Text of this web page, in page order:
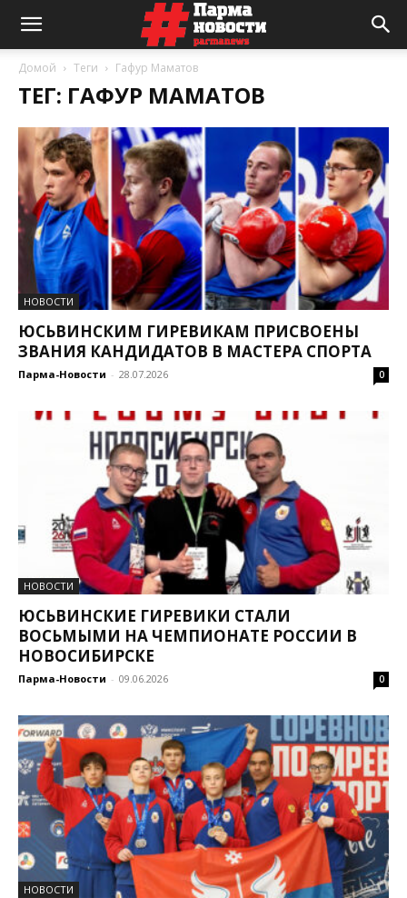
Домой Теги Гафур Маматов
ТЕГ: ГАФУР МАМАТОВ
НОВОСТИ
ЮСЬВИНСКИМ ГИРЕВИКАМ ПРИСВОЕНЫ
ЗВАНИЯ КАНДИДАТОВ В МАСТЕРА СПОРТА
Парма-Новости - 28.07.2026 0
НОВОСТИ
ЮСЬВИНСКИЕ ГИРЕВИКИ СТАЛИ
ВОСЬМЫМИ НА ЧЕМПИОНАТЕ РОССИИ В
НОВОСИБИРСКЕ
Парма-Новости - 09.06.2026 0
НОВОСТИ